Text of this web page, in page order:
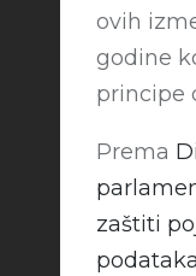
ovih
godine
principe
Prema
zaštiti